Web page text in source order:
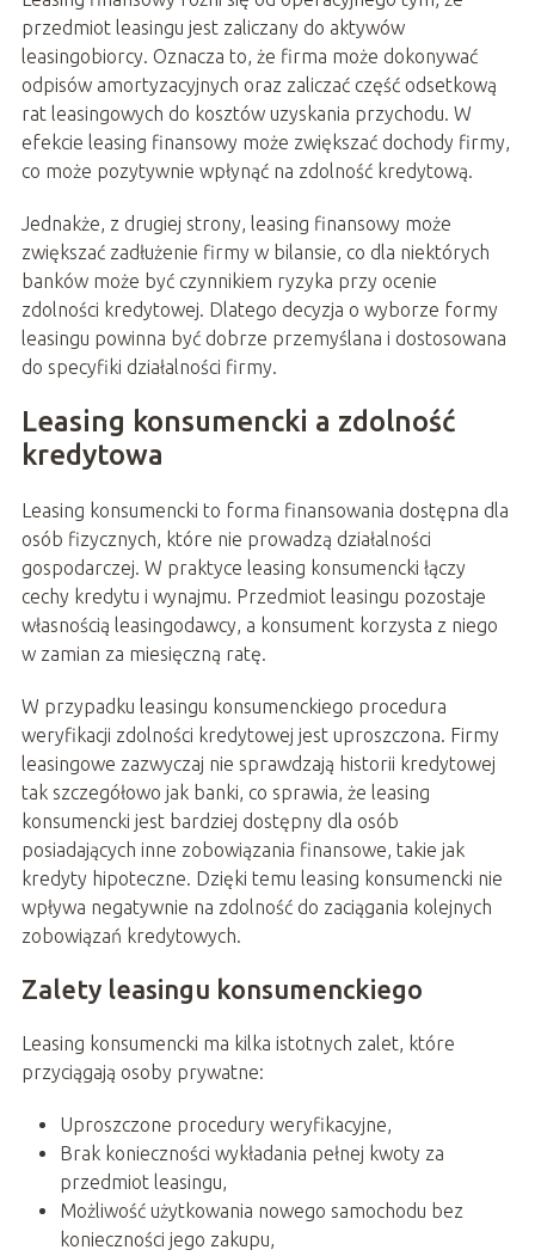
przedmiot leasingu jest zaliczany do aktywów
leasingobiorcy. Oznacza to, że firma może dokonywać
odpisów amortyzacyjnych oraz zaliczać część odsetkową
rat leasingowych do kosztów uzyskania przychodu. W
efekcie leasing finansowy może zwiększać dochody firmy,
co może pozytywnie wpłynąć na zdolność kredytową.
Jednakże, z drugiej strony, leasing finansowy może
zwiększać zadłużenie firmy w bilansie, co dla niektórych
banków może być czynnikiem ryzyka przy ocenie
zdolności kredytowej. Dlatego decyzja o wyborze formy
leasingu powinna być dobrze przemyślana i dostosowana
do specyfiki działalności firmy.
Leasing konsumencki a zdolność
kredytowa
Leasing konsumencki to forma finansowania dostępna dla
osób fizycznych, które nie prowadzą działalności
gospodarczej. W praktyce leasing konsumencki łączy
cechy kredytu i wynajmu. Przedmiot leasingu pozostaje
własnością leasingodawcy, a konsument korzysta z niego
w zamian za miesięczną ratę.
W przypadku leasingu konsumenckiego procedura
weryfikacji zdolności kredytowej jest uproszczona. Firmy
leasingowe zazwyczaj nie sprawdzają historii kredytowej
tak szczegółowo jak banki, co sprawia, że leasing
konsumencki jest bardziej dostępny dla osób
posiadających inne zobowiązania finansowe, takie jak
kredyty hipoteczne. Dzięki temu leasing konsumencki nie
wpływa negatywnie na zdolność do zaciągania kolejnych
zobowiązań kredytowych.
Zalety leasingu konsumenckiego
Leasing konsumencki ma kilka istotnych zalet, które
przyciągają osoby prywatne:
Uproszczone procedury weryfikacyjne,
Brak konieczności wykładania pełnej kwoty za
przedmiot leasingu,
Możliwość użytkowania nowego samochodu bez
konieczności jego zakupu,